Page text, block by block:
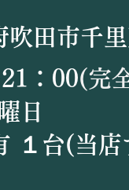
吹田市千
：00(完
日
１台(当店